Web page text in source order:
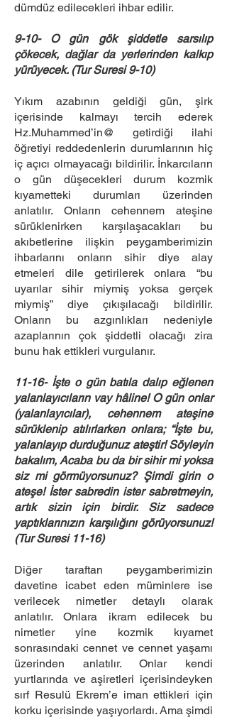
dümdüz edilecekleri ihbar edilir.
9-10- O gün gök şiddetle sarsılıp
çökecek, dağlar da yerlerinden kalkıp
yürüyecek. (Tur Suresi 9-10)
Yıkım azabının geldiği gün, şirk
içerisinde kalmayı tercih ederek
Hz.Muhammed’in@ getirdiği ilahi
öğretiyi reddedenlerin durumlarının hiç
iç açıcı olmayacağı bildirilir. İnkarcıların
o gün düşecekleri durum kozmik
kıyametteki durumları üzerinden
anlatılır. Onların cehennem ateşine
sürüklenirken karşılaşacakları bu
akıbetlerine ilişkin peygamberimizin
ihbarlarını onların sihir diye alay
etmeleri dile getirilerek onlara “bu
uyarılar sihir miymiş yoksa gerçek
miymiş” diye çıkışılacağı bildirilir.
Onların bu azgınlıkları nedeniyle
azaplarının çok şiddetli olacağı zira
bunu hak ettikleri vurgulanır.
11-16- İşte o gün batıla dalıp eğlenen
yalanlayıcıların vay hâline! O gün onlar
(yalanlayıcılar), cehennem ateşine
sürüklenip atılırlarken onlara; “İşte bu,
yalanlayıp durduğunuz ateştir! Söyleyin
bakalım, Acaba bu da bir sihir mi yoksa
siz mi görmüyorsunuz? Şimdi girin o
ateşe! İster sabredin ister sabretmeyin,
artık sizin için birdir. Siz sadece
yaptıklarınızın karşılığını görüyorsunuz!
(Tur Suresi 11-16)
Diğer taraftan peygamberimizin
davetine icabet eden müminlere ise
verilecek nimetler detaylı olarak
anlatılır. Onlara ikram edilecek bu
nimetler yine kozmik kıyamet
sonrasındaki cennet ve cennet yaşamı
üzerinden anlatılır. Onlar kendi
yurtlarında ve aşiretleri içerisindeyken
sırf Resulü Ekrem’e iman ettikleri için
korku içerisinde yaşıyorlardı. Ama şimdi